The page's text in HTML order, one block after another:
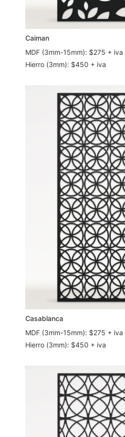
Caiman
MDF (3mm-15mm): $275 + iva
Hierro (3mm): $450 + iva
Casablanca
MDF (3mm-15mm): $275 + iva
Hierro (3mm): $450 + iva